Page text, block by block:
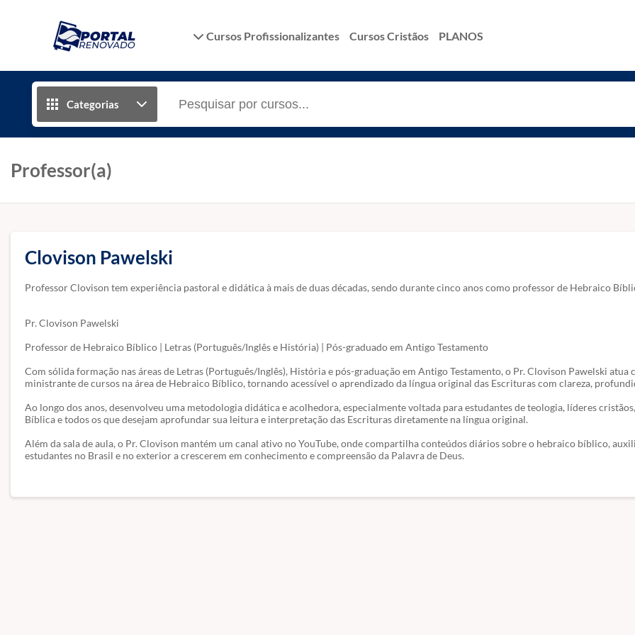
Cursos Profissionalizantes Cursos Cristãos PLANOS
Categorias
Professor(a)
Clovison Pawelski
Professor Clovison tem experiência pastoral e didática à mais de duas décadas, sendo durante cinco anos como professor de Hebraico
Pr. Clovison Pawelski
Professor de Hebraico Bíblico | Letras (Português/Inglês e História) | Pós-graduado em Antigo Testamento
Com sólida formação nas áreas de Letras (Português/Inglês), História e pós-graduação em Antigo Testamento, o Pr. Clovison Pawelski atua
ministrante de cursos na área de Hebraico Bíblico, tornando acessível o aprendizado da língua original das Escrituras com clareza,
Ao longo dos anos, desenvolveu uma metodologia didática e acolhedora, especialmente voltada para estudantes de teologia, líderes
Bíblica e todos os que desejam aprofundar sua leitura e interpretação das Escrituras diretamente na língua original.
Além da sala de aula, o Pr. Clovison mantém um canal ativo no YouTube, onde compartilha conteúdos diários sobre o hebraico bíblico,
estudantes no Brasil e no exterior a crescerem em conhecimento e compreensão da Palavra de Deus.